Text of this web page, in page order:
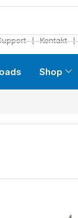
❘ Kontakt ❘
Shop